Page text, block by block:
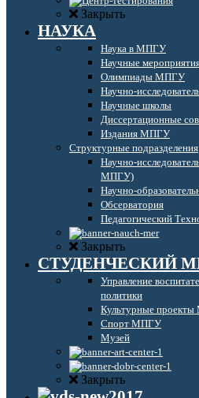
Закрыть
НАУКА
Наука в МПГУ
Научные
Олимпиады МПГУ
Научно-
Научные школы
Диссертационные
Издания МПГУ
Структурные подразделения
Научно-
МПГУ)
Научно-
Обсерватория
Педагогический
Закрыть
СТУДЕНЧЕСКИЙ
Управление
политики
Культурные
Спорт МПГУ
Музей
Закрыть